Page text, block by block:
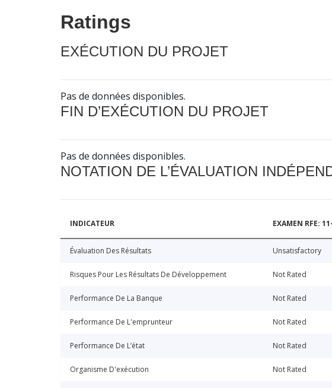
Ratings
EXÉCUTION DU PROJET
Pas de données disponibles.
FIN D’EXÉCUTION DU PROJET
Pas de données disponibles.
NOTATION DE L’ÉVALUATION
INDICATEUR EXAMEN RFE:
Évaluation Des Résultats Unsatisfactory
Risques Pour Les Résultats De Développement Not Rated
Performance De La Banque Not Rated
Performance De L'emprunteur Not Rated
Performance De L’état Not Rated
Organisme D'exécution Not Rated